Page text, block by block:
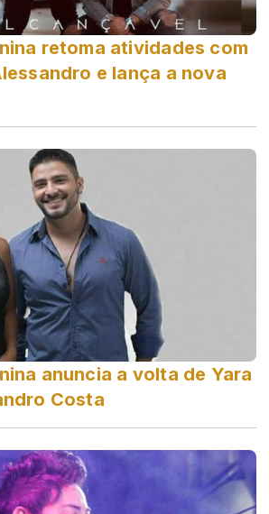
retoma atividades com
e lança a nova
anuncia a volta de Yara
Costa